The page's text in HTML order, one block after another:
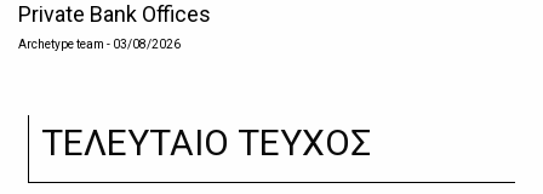
Private Bank Offices
Archetype team - 03/08/2026
ΤΕΛΕΥΤΑΙΟ ΤΕΥΧΟΣ